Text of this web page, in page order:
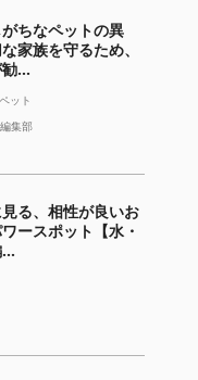
ちなペットの異
家族を守るため、
...
ット
集部
る、相性が良いお
ースポット【水・